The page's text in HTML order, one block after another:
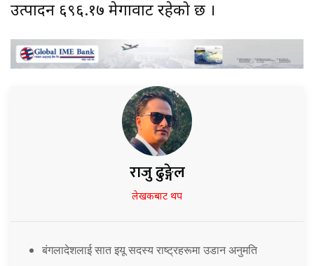
उत्पादन ६९६.१७ मेगावाट रहेको छ ।
राजु ढुङ्गेल
लेखकबाट थप
बंगलादेशलाई सात इयू सदस्य राष्ट्रहरूमा उडान अनुमति